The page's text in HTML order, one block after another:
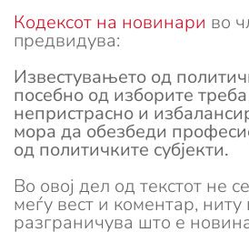
Кодексот на новинари во
предвидува:
Известувањето од
посебно од изборите
непристрасно и
мора да обезбеди
од политичките субјекти.
Во овој дел од текстот не
меѓу вест и коментар, ниту
разграничува што е